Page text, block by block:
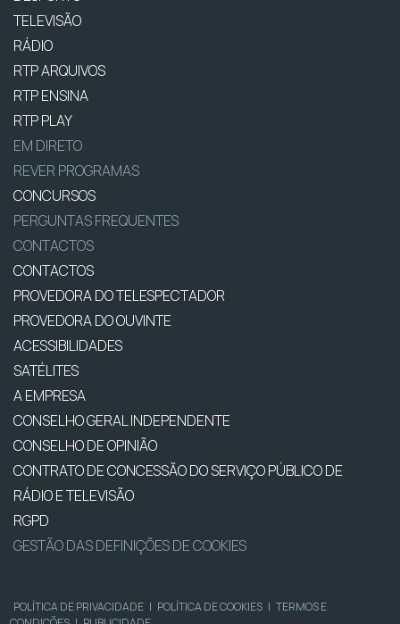
TELEVISÃO
RÁDIO
RTP ARQUIVOS
RTP ENSINA
RTP PLAY
EM DIRETO
REVER PROGRAMAS
CONCURSOS
PERGUNTAS FREQUENTES
CONTACTOS
CONTACTOS
PROVEDORA DO TELESPECTADOR
PROVEDORA DO OUVINTE
ACESSIBILIDADES
SATÉLITES
A EMPRESA
CONSELHO GERAL INDEPENDENTE
CONSELHO DE OPINIÃO
CONTRATO DE CONCESSÃO DO SERVIÇO PÚBLICO DE
RÁDIO E TELEVISÃO
RGPD
GESTÃO DAS DEFINIÇÕES DE COOKIES
POLÍTICA DE PRIVACIDADE | POLÍTICA DE COOKIES | TERMOS E